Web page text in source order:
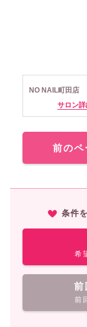
NO NAIL町田店
サロン
前のペ
条件
希
前
前